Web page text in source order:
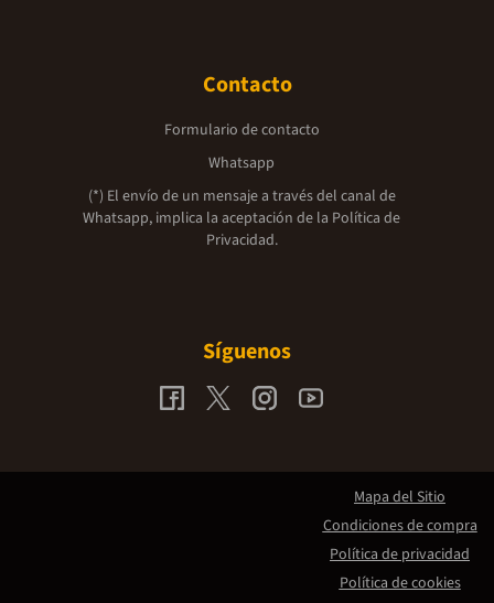
Contacto
Formulario de contacto
Whatsapp
(*) El envío de un mensaje a través del canal de
Whatsapp, implica la aceptación de la Política de
Privacidad.
Síguenos
Mapa del Sitio
Condiciones de compra
Política de privacidad
Política de cookies